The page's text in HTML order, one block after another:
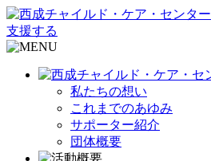
支援する
私たちの想い
これまでのあゆみ
サポーター紹介
団体概要